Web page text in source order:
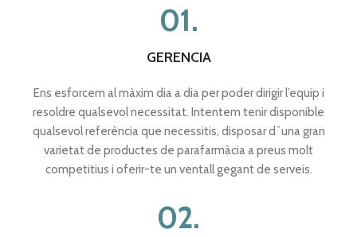
01.
GERENCIA
Ens esforcem al màxim dia a dia per poder dirigir l’equip i
resoldre qualsevol necessitat. Intentem tenir disponible
qualsevol referència que necessitis, disposar d´una gran
varietat de productes de parafarmàcia a preus molt
competitius i oferir-te un ventall gegant de serveis.
02.